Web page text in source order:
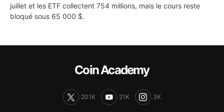
juillet et les ETF collectent 754 millions, mais le cours reste
bloqué sous 65 000 $.
Coin Academy
201K 21K 3K